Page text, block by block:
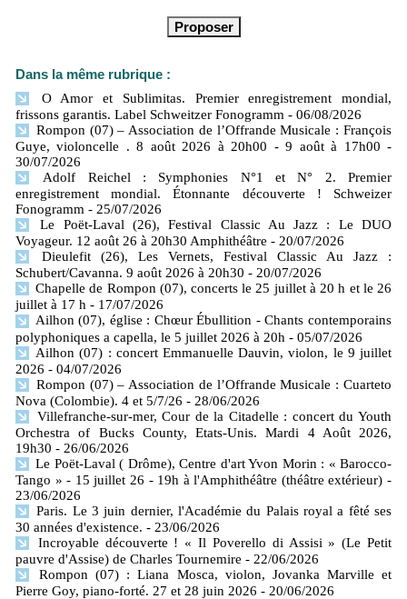
Dans la même rubrique :
O Amor et Sublimitas. Premier enregistrement mondial,
frissons garantis. Label Schweitzer Fonogramm - 06/08/2026
Rompon (07) – Association de l’Offrande Musicale : François
Guye, violoncelle . 8 août 2026 à 20h00 - 9 août à 17h00 -
30/07/2026
Adolf Reichel : Symphonies N°1 et N° 2. Premier
enregistrement mondial. Étonnante découverte ! Schweizer
Fonogramm - 25/07/2026
Le Poët-Laval (26), Festival Classic Au Jazz : Le DUO
Voyageur. 12 août 26 à 20h30 Amphithéâtre - 20/07/2026
Dieulefit (26), Les Vernets, Festival Classic Au Jazz :
Schubert/Cavanna. 9 août 2026 à 20h30 - 20/07/2026
Chapelle de Rompon (07), concerts le 25 juillet à 20 h et le 26
juillet à 17 h - 17/07/2026
Ailhon (07), église : Chœur Ébullition - Chants contemporains
polyphoniques a capella, le 5 juillet 2026 à 20h - 05/07/2026
Ailhon (07) : concert Emmanuelle Dauvin, violon, le 9 juillet
2026 - 04/07/2026
Rompon (07) – Association de l’Offrande Musicale : Cuarteto
Nova (Colombie). 4 et 5/7/26 - 28/06/2026
Villefranche-sur-mer, Cour de la Citadelle : concert du Youth
Orchestra of Bucks County, Etats-Unis. Mardi 4 Août 2026,
19h30 - 26/06/2026
Le Poët-Laval ( Drôme), Centre d'art Yvon Morin : « Barocco-
Tango » - 15 juillet 26 - 19h à l'Amphithéâtre (théâtre extérieur) -
23/06/2026
Paris. Le 3 juin dernier, l'Académie du Palais royal a fêté ses
30 années d'existence. - 23/06/2026
Incroyable découverte ! « Il Poverello di Assisi » (Le Petit
pauvre d'Assise) de Charles Tournemire - 22/06/2026
Rompon (07) : Liana Mosca, violon, Jovanka Marville et
Pierre Goy, piano-forté. 27 et 28 juin 2026 - 20/06/2026